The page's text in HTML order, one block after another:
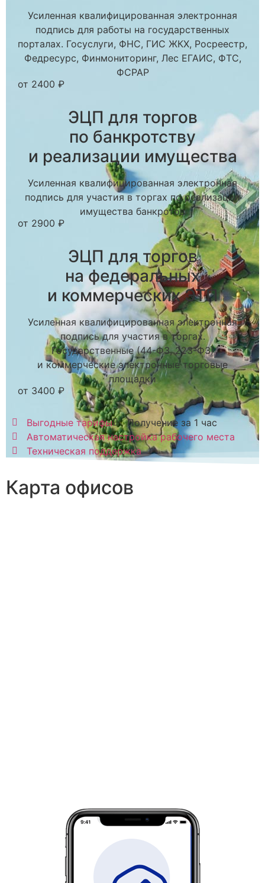
Усиленная квалифицированная электронная
подпись для работы на государственных
порталах. Госуслуги, ФНС, ГИС ЖКХ, Росреестр,
Федресурс, Финмониторинг, Лес ЕГАИС, ФТС,
ФСРАР
от 2400 ₽
ЭЦП для торгов
по банкротству
и реализации имущества
Усиленная квалифицированная электронная
подпись для участия в торгах по реализации
имущества банкротов
от 2900 ₽
ЭЦП для торгов
на федеральных
и коммерческих ЭТП
Усиленная квалифицированная электронная
подпись для участия в торгах.
Государственные (44-ФЗ, 223-ФЗ)
и коммерческие электронные торговые
площадки
от 3400 ₽
Выгодные тарифы
Получение за 1 час
Автоматическая настройка рабочего места
Техническая поддержка
Карта офисов